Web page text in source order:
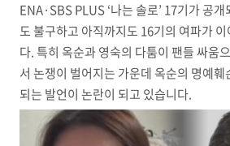
ENA·SBS PLUS ‘나는 솔로’ 17기가 공
도 불구하고 아직까지도 16기의 여파가
다. 특히 옥순과 영숙의 다툼이 팬들 싸움
서 논쟁이 벌어지는 가운데 옥순의 명예
되는 발언이 논란이 되고 있습니다.